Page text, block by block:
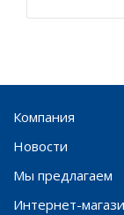
Компания
Новости
Мы предлагаем
Интернет-